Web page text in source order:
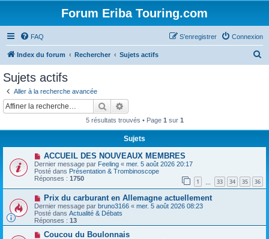
Forum Eriba Touring.com
FAQ Connexion
S’enregistrer
Index du forum Rechercher Sujets actifs
Sujets actifs
Aller à la recherche avancée
Rechercher
5 résultats trouvés • Page 1 sur 1
Sujets
N
o
u
v
e
a
m
e
s
s
a
ACCUEIL DES NOUVEAUX MEMBRES
Dernier message par Feeling « mer. 5 août 2026 20:17
Posté dans Présentation & Trombinoscope
Réponses : 1750 1 33 34 35 36
N
o
u
v
e
a
Prix ​​du carburant en Allemagne actuellement
Dernier message par bruno3166 « mer. 5 août 2026 08:23
Posté dans Actualité & Débats
Réponses : 13
NCoucou du Boulonnais